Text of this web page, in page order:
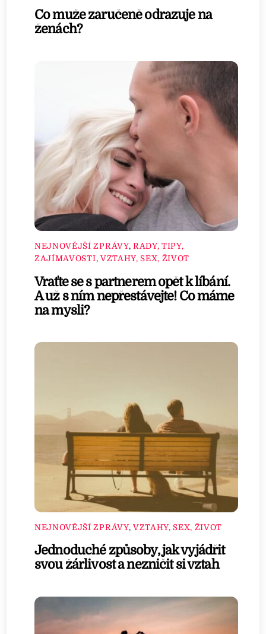
Co muže zaručeně odrazuje na
ženách?
NEJNOVĚJŠÍ ZPRÁVY, RADY, TIPY,
ZAJÍMAVOSTI, VZTAHY, SEX, ŽIVOT
Vraťte se s partnerem opět k líbání.
A už s ním nepřestávejte! Co máme
na mysli?
NEJNOVĚJŠÍ ZPRÁVY, VZTAHY, SEX, ŽIVOT
Jednoduché způsoby, jak vyjádřit
svou žárlivost a nezničit si vztah